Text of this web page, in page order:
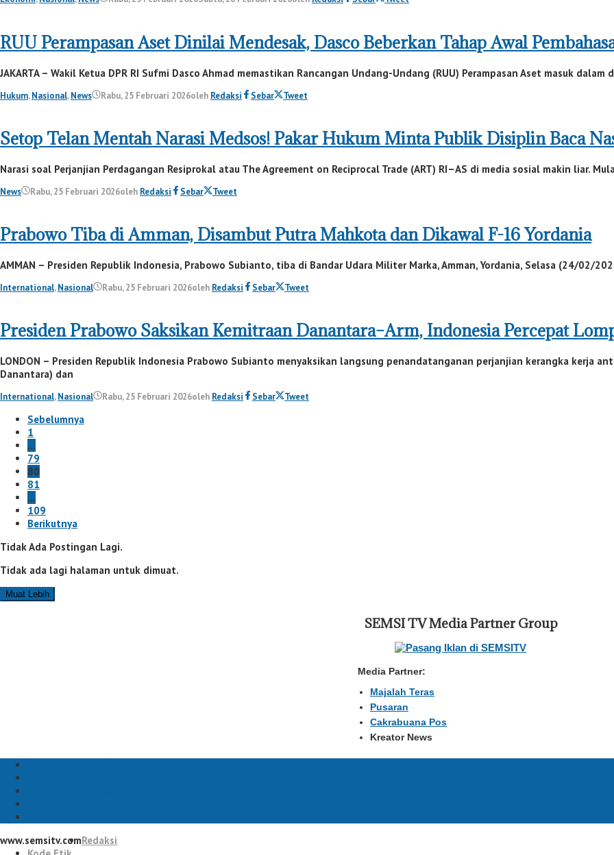
RUU Perampasan Aset Dinilai Mendesak, Dasco Beberkan Tahap Awal
JAKARTA – Wakil Ketua DPR RI Sufmi Dasco Ahmad memastikan Rancangan Undang-Undang (RUU) Perampasan Aset masuk
Hukum,Nasional,News Rabu, 25 Februari 2026oleh Redaksi Sebar Tweet
Setop Telan Mentah Narasi Medsos! Pakar Hukum Minta Publik Disiplin Baca
Narasi soal Perjanjian Perdagangan Resiprokal atau The Agreement on Reciprocal Trade (ART) RI–AS di media sosial makin liar.
News Rabu, 25 Februari 2026oleh Redaksi Sebar Tweet
Prabowo Tiba di Amman, Disambut Putra Mahkota dan Dikawal F-16 Yordania
AMMAN – Presiden Republik Indonesia, Prabowo Subianto, tiba di Bandar Udara Militer Marka, Amman, Yordania, Selasa (24/02/
International,Nasional Rabu, 25 Februari 2026oleh Redaksi Sebar Tweet
Presiden Prabowo Saksikan Kemitraan Danantara–Arm, Indonesia Percepat
LONDON – Presiden Republik Indonesia Prabowo Subianto menyaksikan langsung penandatanganan perjanjian kerangka kerja
Danantara) dan
International,Nasional Rabu, 25 Februari 2026oleh Redaksi Sebar Tweet
Sebelumnya
1
…
79
80
81
…
109
Berikutnya
Tidak Ada Postingan Lagi.
Tidak ada lagi halaman untuk dimuat.
Muat Lebih
SEMSI TV Media Partner Group
Media Partner:
Majalah Teras
Pusaran
Cakrabuana Pos
Kreator News
www.semsitv.comRedaksi